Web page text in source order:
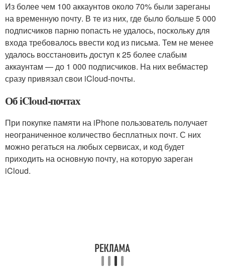
Из более чем 100 аккаунтов около 70% были зареганы
на временную почту. В те из них, где было больше 5 000
подписчиков парню попасть не удалось, поскольку для
входа требовалось ввести код из письма. Тем не менее
удалось восстановить доступ к 25 более слабым
аккаунтам — до 1 000 подписчиков. На них вебмастер
сразу привязал свои iCloud-почты.
Об iCloud-почтах
При покупке памяти на iPhone пользователь получает
неограниченное количество бесплатных почт. С них
можно регаться на любых сервисах, и код будет
приходить на основную почту, на которую зареган
iCloud.